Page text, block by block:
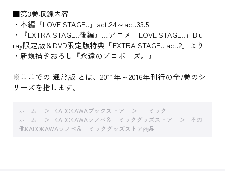
■第3巻収録内容
・本編『LOVE STAGE!!』act.24～act.33.5
・『EXTRA STAGE!!後編』…アニメ「LOVE STAGE!!」Blu-
ray限定版＆DVD限定版特典「EXTRA STAGE!! act.2」より
・新規描きおろし『永遠のプロポーズ。』
※ここでの"通常版"とは、2011年～2016年刊行の全7巻のシ
リーズを指します。
ホーム KADOKAWAブックストア
コミック
ホーム
KADOKAWAラノベ＆コミックグッズストア
その
他KADOKAWAラノベ＆コミックグッズストア商品